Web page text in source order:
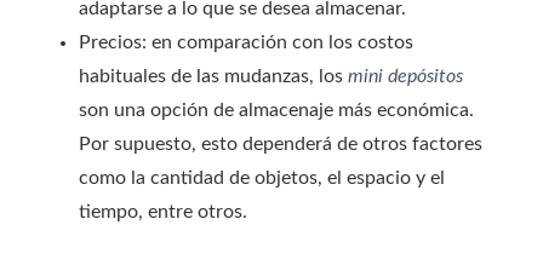
adaptarse a lo que se desea almacenar.
Precios: en comparación con los costos
habituales de las mudanzas, los mini depósitos
son una opción de almacenaje más económica.
Por supuesto, esto dependerá de otros factores
como la cantidad de objetos, el espacio y el
tiempo, entre otros.